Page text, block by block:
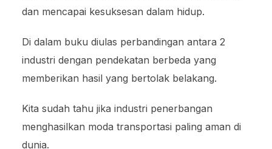
dan mencapai kesuksesan dalam hidup.
Di dalam buku diulas perbandingan antara 2
industri dengan pendekatan berbeda yang
memberikan hasil yang bertolak belakang.
Kita sudah tahu jika industri penerbangan
menghasilkan moda transportasi paling aman di
dunia.